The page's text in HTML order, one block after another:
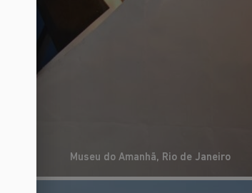
Museu do Amanhã, Rio de Janeiro